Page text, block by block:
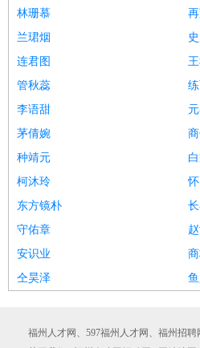
林珊慕
兰珺烟
连君图
管秋蕊
李语甜
茅倩婉
种靖元
柯沐玲
东方镜朴
守佑章
安识业
仝昊泽
福州人才网、597福州人才网、福州招